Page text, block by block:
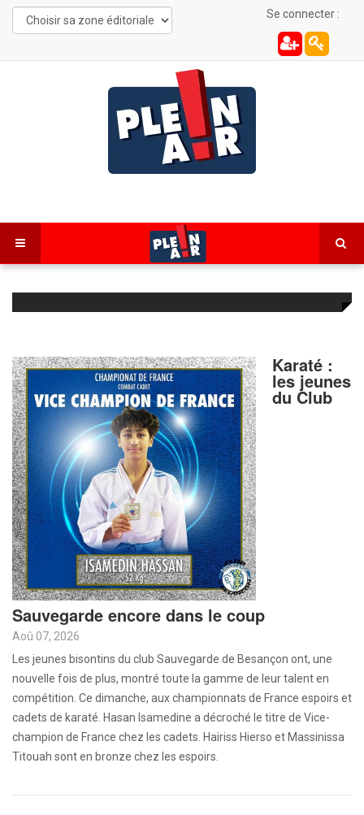
Se connecter :
Karaté :
les jeunes
du Club
Sauvegarde encore dans le coup
Aoû 07, 2026
Les jeunes bisontins du club Sauvegarde de Besançon ont, une
nouvelle fois de plus, montré toute la gamme de leur talent en
compétition. Ce dimanche, aux championnats de France espoirs et
cadets de karaté. Hasan Isamedine a décroché le titre de Vice-
champion de France chez les cadets. Hairiss Hierso et Massinissa
Titouah sont en bronze chez les espoirs.